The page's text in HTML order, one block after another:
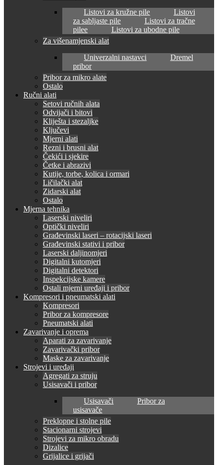
Listovi za kružne pile
Listovi
za sabljaste pile
Listovi za tračne
pilee
Listovi za ubodne pile
Za višenamjenski alat
Univerzalni nastavci
Dremel
pribor
Pribor za mikro alate
Ostalo
Ručni alati
Setovi ručnih alata
Odvijači i bitovi
Kliješta i stezaljke
Ključevi
Mjerni alati
Rezni i brusni alat
Čekići i sjekire
Četke i abrazivi
Kutije, torbe, kolica i ormari
Ličilački alat
Zidarski alat
Ostalo
Mjerna tehnika
Laserski niveliri
Optički niveliri
Građevinski laseri – rotacijski laseri
Građevinski stativi i pribor
Laserski daljinomjeri
Digitalni kutomjeri
Digitalni detektori
Inspekcijske kamere
Ostali mjerni uređaji i pribor
Kompresori i pneumatski alati
Kompresori
Pribor za kompresore
Pneumatski alati
Zavarivanje i oprema
Aparati za zavarivanje
Zavarivački pribor
Maske za zavarivanje
Strojevi i uređaji
Agregati za struju
Usisavači i pribor
Usisavači
Pribor za
usisavače
Preklopne i stolne pile
Stacionarni strojevi
Strojevi za mikro obradu
Dizalice
Grijalice i grijači